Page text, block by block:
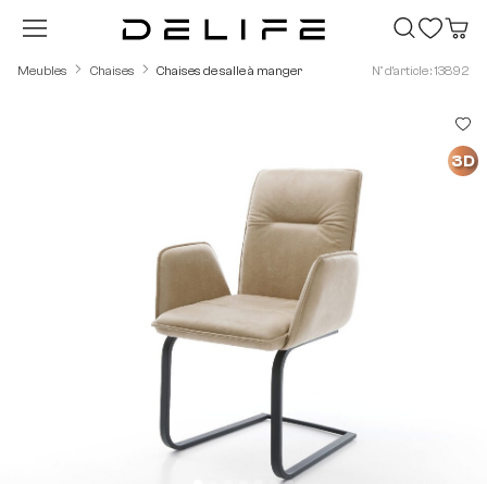
Passer au contenu principal
Meubles Chaises Chaises de salle à manger N° d'article : 13892
3D